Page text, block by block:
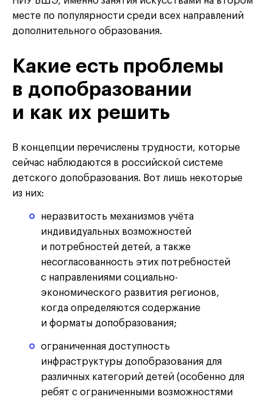
месте по популярности среди всех направлений
дополнительного образования.
Какие есть проблемы
в допобразовании
и как их решить
В концепции перечислены трудности, которые
сейчас наблюдаются в российской системе
детского допобразования. Вот лишь некоторые
из них:
неразвитость механизмов учёта
индивидуальных возможностей
и потребностей детей, а также
несогласованность этих потребностей
с направлениями социально-
экономического развития регионов,
когда определяются содержание
и форматы допобразования;
ограниченная доступность
инфраструктуры допобразования для
различных категорий детей (особенно для
ребят с ограниченными возможностями